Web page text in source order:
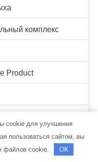
комплекс
Product
cookie для улучшения
пользоваться сайтом, вы
файлов cookie.
OK